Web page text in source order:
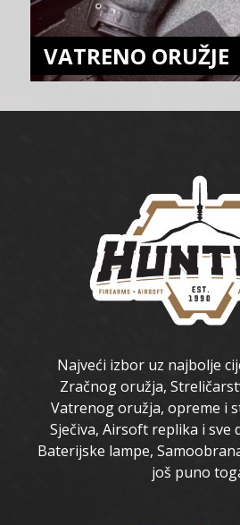
VATRENO ORUŽJE
Najveći izbor uz najbolje
Zračnog oružja,
Vatrenog oružja, opreme i
Sječiva, Airsoft replika i sve
Baterijske lampe,
još puno